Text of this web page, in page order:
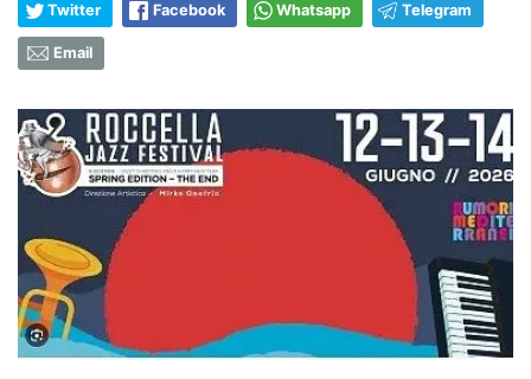
Twitter Facebook Whatsapp Telegram
Email